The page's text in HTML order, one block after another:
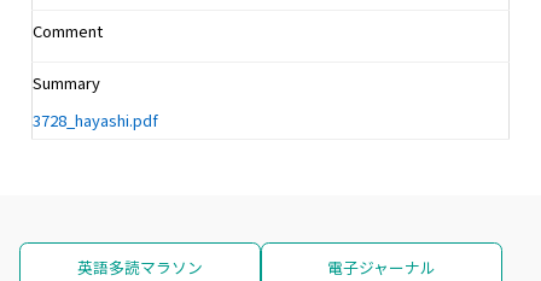
Comment
Summary
3728_hayashi.pdf
英語多読マラソン 電子ジャーナル